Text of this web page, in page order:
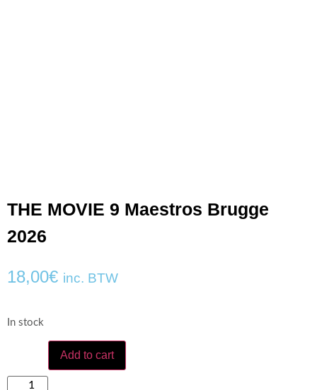
THE MOVIE 9 Maestros Brugge
2026
18,00€ inc. BTW
In stock
Add to cart